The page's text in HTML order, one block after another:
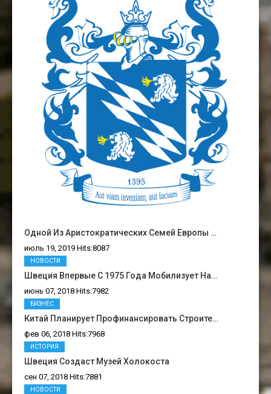
Одной Из Аристократических Семей Европы …
июль 19, 2019 Hits:8087
Швеция Впервые С 1975 Года Мобилизует На…
июнь 07, 2018 Hits:7982
НОВОСТИ
Китай Планирует Профинансировать Строите…
фев 06, 2018 Hits:7968
БИЗНЕС
Швеция Создаст Музей Холокоста
сен 07, 2018 Hits:7881
ИСТОРИЯ
НОВОСТИ